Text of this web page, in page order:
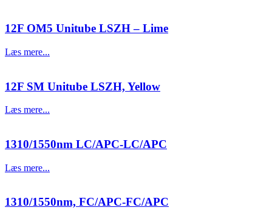
12F OM5 Unitube LSZH – Lime
Læs mere...
12F SM Unitube LSZH, Yellow
Læs mere...
1310/1550nm LC/APC-LC/APC
Læs mere...
1310/1550nm, FC/APC-FC/APC